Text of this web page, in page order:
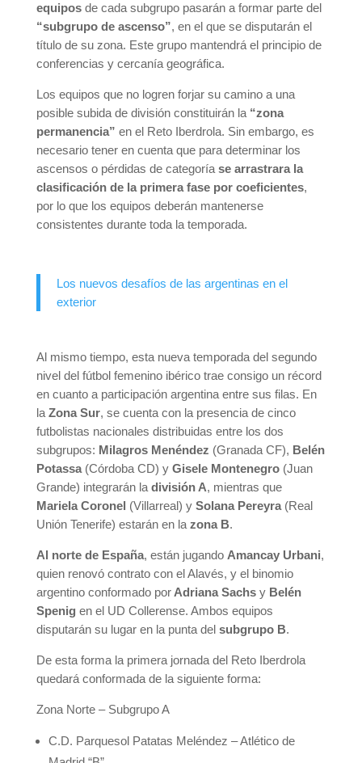
equiposde cada subgrupo pasarán a formar parte del
“subgrupo de ascenso”, en el que se disputarán el
título de su zona. Este grupo mantendrá el principio de
conferencias y cercanía geográfica.
Los equipos que no logren forjar su camino a una
posible subida de división constituirán la “zona
permanencia” en el Reto Iberdrola. Sin embargo, es
necesario tener en cuenta que para determinar los
ascensos o pérdidas de categoríase arrastrara la
clasificación de la primera fase por coeficientes,
por lo que los equipos deberán mantenerse
consistentes durante toda la temporada.
Los nuevos desafíos de las argentinas en el
exterior
Al mismo tiempo, esta nueva temporada del segundo
nivel del fútbol femenino ibérico trae consigo un récord
en cuanto a participación argentina entre sus filas. En
laZona Sur, se cuenta con la presencia de cinco
futbolistas nacionales distribuidas entre los dos
subgrupos: Milagros Menéndez (Granada CF), Belén
Potassa(Córdoba CD) y Gisele Montenegro (Juan
Grande) integrarán ladivisión A, mientras que
Mariela Coronel (Villarreal) ySolana Pereyra(Real
Unión Tenerife) estarán en la zona B.
Al norte de España, están jugando Amancay Urbani,
quien renovó contrato con el Alavés, y el binomio
argentino conformado porAdriana SachsyBelén
Spenig en el UD Collerense. Ambos equipos
disputarán su lugar en la punta delsubgrupo B.
De esta forma la primera jornada del Reto Iberdrola
quedará conformada de la siguiente forma:
Zona Norte – Subgrupo A
C.D. Parquesol Patatas Meléndez – Atlético de